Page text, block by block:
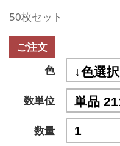
50枚セット
ご注文
色
数単位
数量